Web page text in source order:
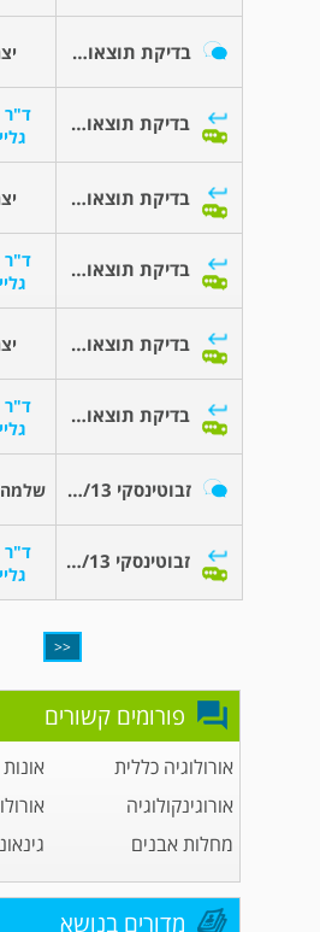
בדיקת תוצאות פענוח ct
בדיקת תוצאות פענוח ct
ד"ר
בדיקת תוצאות פענוח ct
בדיקת תוצאות פענוח ct
ד"ר
בדיקת תוצאות פענוח ct
בדיקת תוצאות פענוח ct
ד"ר
זבוטינסקי 10/13 קרית מלאכי שלמה
זבוטינסקי 10/13 קרית מלאכי
ד"ר
<<
פורומים קשורים
אורולוגיה כללית
אורוגינקולוגיה
מחלות אבנים
מדורים בנושא